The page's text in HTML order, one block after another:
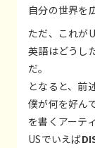
自分の世界を
ただ、これが
英語はどうし
だ。
となると、前
僕が何を好ん
を書くアーテ
USでいえば